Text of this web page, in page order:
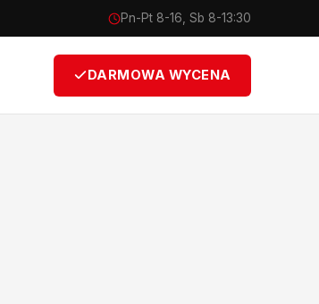
Pn-Pt 8-16, Sb 8-13:30
DARMOWA WYCENA